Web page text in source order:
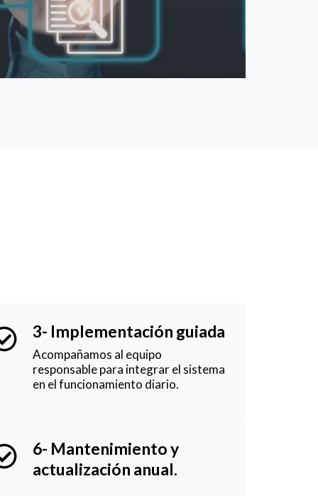
3- Implementación guiada
Acompañamos al equipo
responsable para integrar el sistema
en el funcionamiento diario.
6- Mantenimiento y
actualización anual.